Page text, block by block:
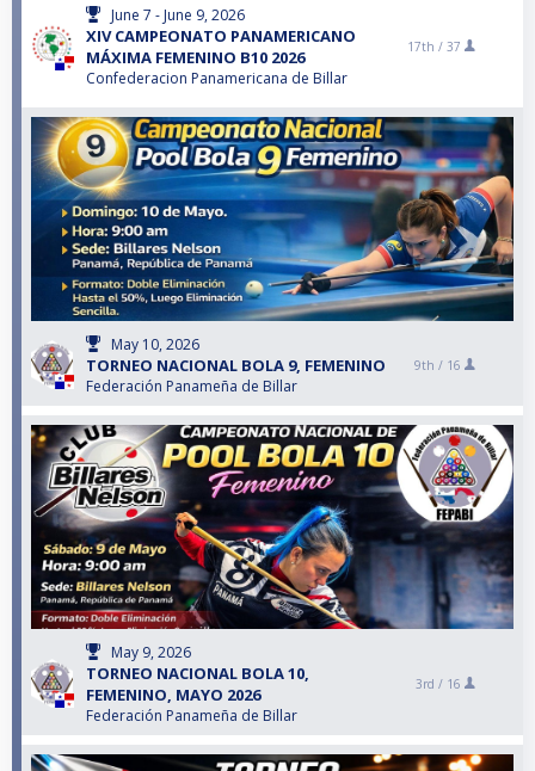
June 7 - June 9, 2026
XIV CAMPEONATO PANAMERICANO
MÁXIMA FEMENINO B10 2026
Confederacion Panamericana de Billar
17th / 37
May 10, 2026
TORNEO NACIONAL BOLA 9, FEMENINO
Federación Panameña de Billar
9th / 16
May 9, 2026
TORNEO NACIONAL BOLA 10,
FEMENINO, MAYO 2026
Federación Panameña de Billar
3rd / 16